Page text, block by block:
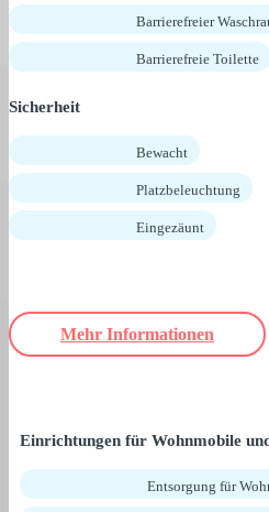
Barrierefreier
Barrierefreie Toilette
Sicherheit
Bewacht
Platzbeleuchtung
Eingezäunt
Mehr Informationen
Einrichtungen für Wohnmobile
Entsorgung für